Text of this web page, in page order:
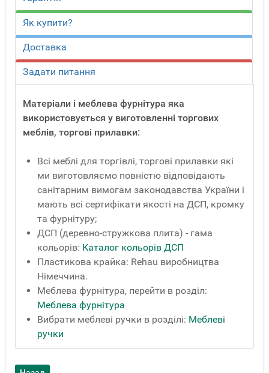
Як купити?
Доставка
Задати питання
Матеріали і меблева фурнітура яка
використовується у виготовленні торгових
меблів, торгові прилавки:
Всі меблі для торгівлі, торгові прилавки які
ми виготовляємо повністю відповідають
санітарним вимогам законодавства України і
мають всі сертифікати якості на ДСП, кромку
та фурнітуру;
ДСП (деревно-стружкова плита) - гама
кольорів: Каталог кольорів ДСП
Пластикова крайка: Rehau виробництва
Німеччина.
Меблева фурнітура, перейти в розділ:
Меблева фурнітура
Вибрати меблеві ручки в розділі: Меблеві
ручки